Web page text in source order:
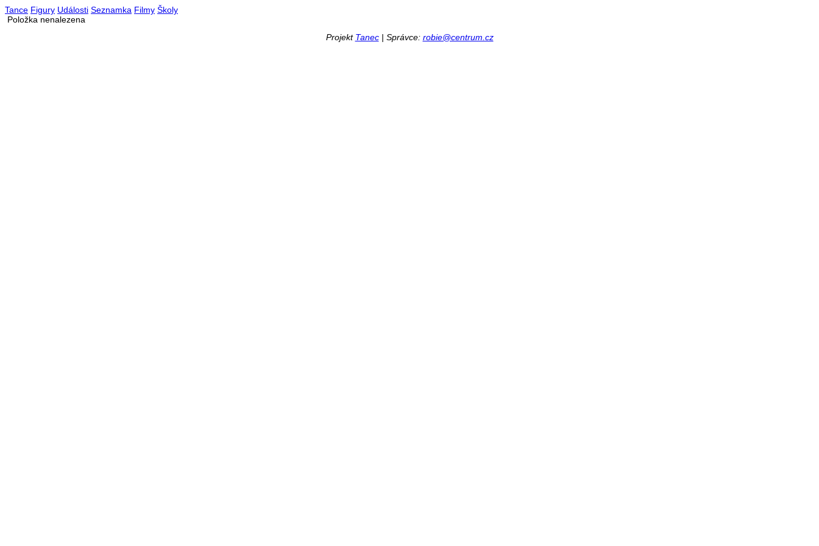
Tance Figury Události Seznamka Filmy Školy
Položka nenalezena
Projekt Tanec| Správce: robie@centrum.cz